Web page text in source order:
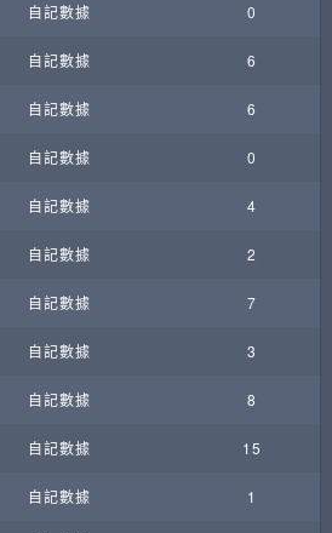
自記數據 0
自記數據 6
自記數據 6
自記數據 0
自記數據 4
自記數據 2
自記數據 7
自記數據 3
自記數據 8
自記數據 15
自記數據 1